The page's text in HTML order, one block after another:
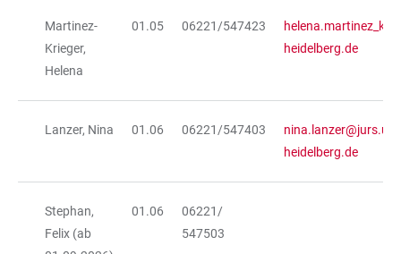
Martinez-
Krieger,
Helena
01.05 06221/547423
heidelberg.de
Lanzer, Nina 01.06 06221/547403
nina.lanzer@jurs.uni-
heidelberg.de
Stephan,
Felix (ab
01.06
06221/
547503